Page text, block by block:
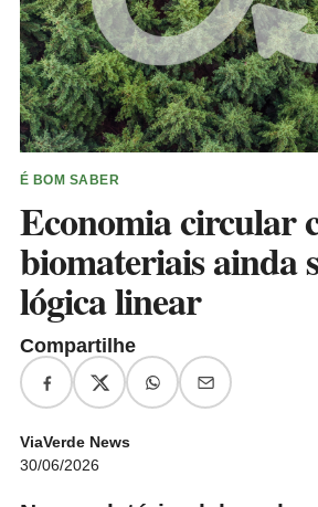
É BOM SABER
Economia circular
biomateriais ainda
lógica linear
Compartilhe
ViaVerde News
30/06/2026